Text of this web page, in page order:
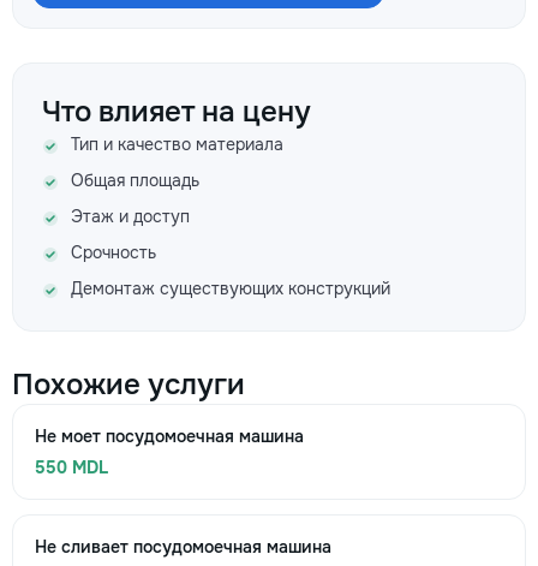
Что влияет на цену
Тип и качество материала
Общая площадь
Этаж и доступ
Срочность
Демонтаж существующих конструкций
Похожие услуги
Не моет посудомоечная машина
550 MDL
Не сливает посудомоечная машина